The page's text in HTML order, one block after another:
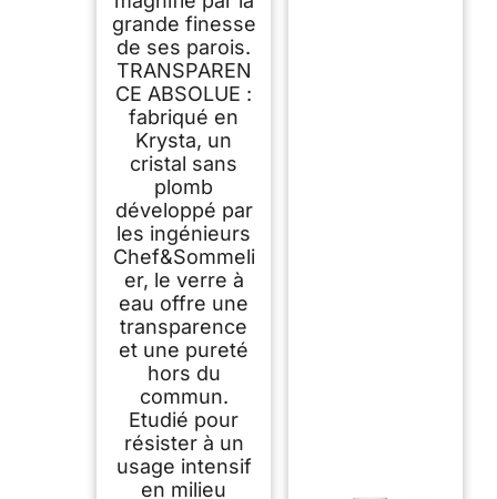
grande finesse
de ses parois.
TRANSPAREN
CE ABSOLUE :
fabriqué en
Krysta, un
cristal sans
plomb
développé par
les ingénieurs
Chef&Sommeli
er, le verre à
eau offre une
transparence
et une pureté
hors du
commun.
Etudié pour
résister à un
usage intensif
en milieu